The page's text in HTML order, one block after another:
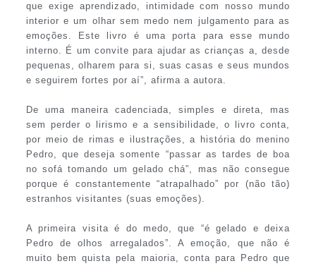
que exige aprendizado, intimidade com nosso mundo
interior e um olhar sem medo nem julgamento para as
emoções. Este livro é uma porta para esse mundo
interno. É um convite para ajudar as crianças a, desde
pequenas, olharem para si, suas casas e seus mundos
e seguirem fortes por aí”, afirma a autora.
De uma maneira cadenciada, simples e direta, mas
sem perder o lirismo e a sensibilidade, o livro conta,
por meio de rimas e ilustrações, a história do menino
Pedro, que deseja somente “passar as tardes de boa
no sofá tomando um gelado chá”, mas não consegue
porque é constantemente “atrapalhado” por (não tão)
estranhos visitantes (suas emoções).
A primeira visita é do medo, que “é gelado e deixa
Pedro de olhos arregalados”. A emoção, que não é
muito bem quista pela maioria, conta para Pedro que